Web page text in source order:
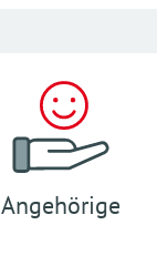
Angehörige